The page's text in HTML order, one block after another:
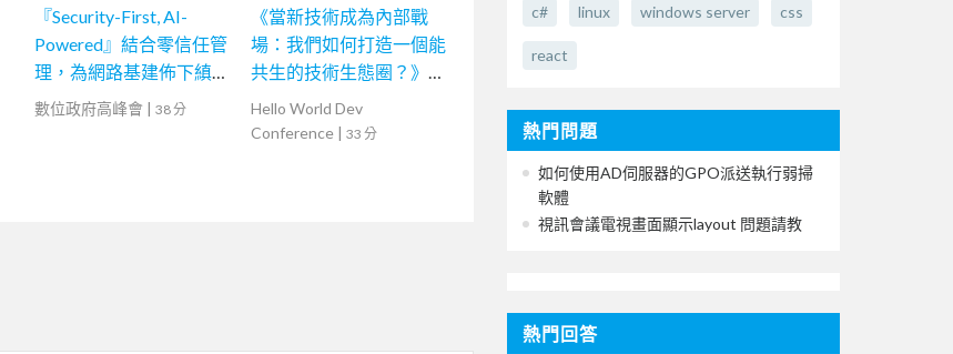
『Security-First, AI-
Powered』結合零信任管
理，為網路基建佈下縝密
的安全網
數位政府高峰會 | 38 分
《當新技術成為內部戰
場：我們如何打造一個能
共生的技術生態圈？》—
NeoTech Ops
Hello World Dev
Conference | 33 分
c# linux windows server css
react
熱門問題
如何使用AD伺服器的GPO派送執行弱掃
軟體
視訊會議電視畫面顯示layout 問題請教
熱門回答